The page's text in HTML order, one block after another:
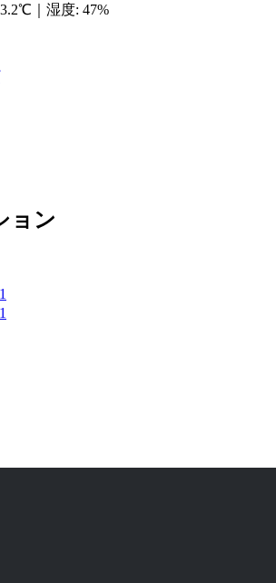
湿度: 47%
ョン